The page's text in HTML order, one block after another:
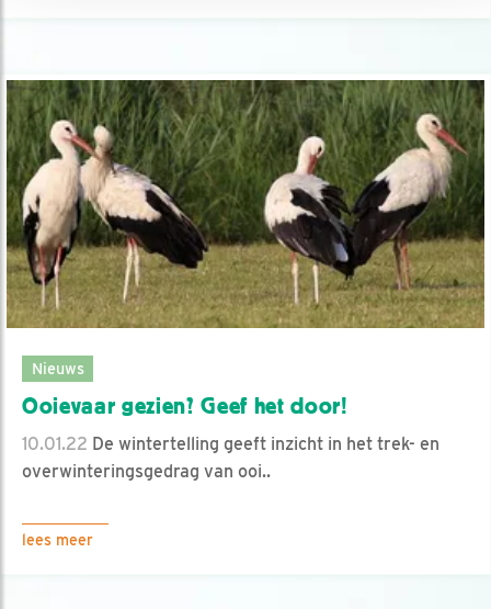
Nieuws
Ooievaar gezien? Geef het door!
10.01.22 De wintertelling geeft inzicht in het trek- en
overwinteringsgedrag van ooi..
lees meer